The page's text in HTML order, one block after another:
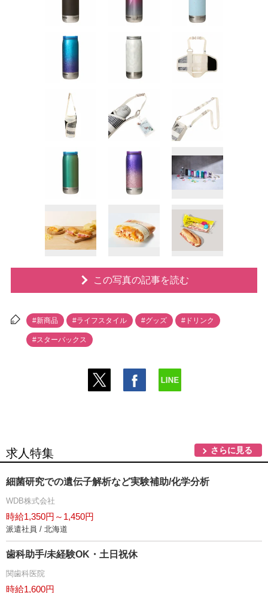
この写真の記事を読む
#新商品 #ライフスタイル #グッズ #ドリンク
#スターバックス
求人特集 さらに見る
細菌研究での遺伝子解析など実験補助/化学分析
WDB株式会社
時給1,350円～1,450円
派遣社員 / 北海道
歯科助手/未経験OK・土日祝休
関歯科医院
時給1,600円